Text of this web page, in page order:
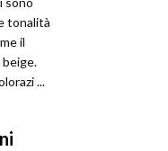
tonalità
il
beige.
...